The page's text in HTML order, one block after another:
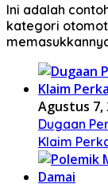
Ini adalah
kategori
Agustus 7,
Dugaan
Klaim